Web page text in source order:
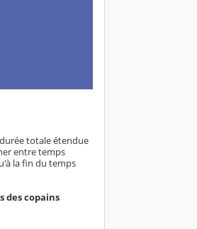
totale étendue
entre temps
la fin du temps
des copains